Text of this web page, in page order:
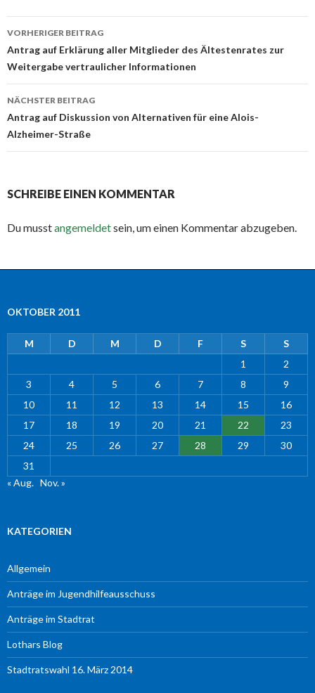
Beitrags-
Navigation
VORHERIGER BEITRAG
Antrag auf Erklärung aller Mitglieder des Ältestenrates zur
Weitergabe vertraulicher Informationen
NÄCHSTER BEITRAG
Antrag auf Diskussion von Alternativen für eine Alois-
Alzheimer-Straße
SCHREIBE EINEN KOMMENTAR
Du musstangemeldetsein, um einen Kommentar abzugeben.
OKTOBER 2011
M D M D F S
S
1
2
3
4 5 6 7 8
9
10
11 12 13 14 15
16
17
18 19 20 21 22
23
24
25 26 27 28 29
30
31
« Aug. Nov. »
KATEGORIEN
Allgemein
Anträge im Jugendhilfeausschuss
Anträge im Stadtrat
Lothars Blog
Stadtratswahl 16. März 2014